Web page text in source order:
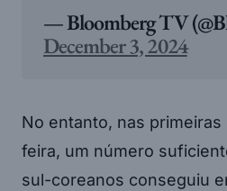
— Bloomberg TV
December 3, 2024
No entanto, nas
feira, um número
sul-coreanos conseguiu